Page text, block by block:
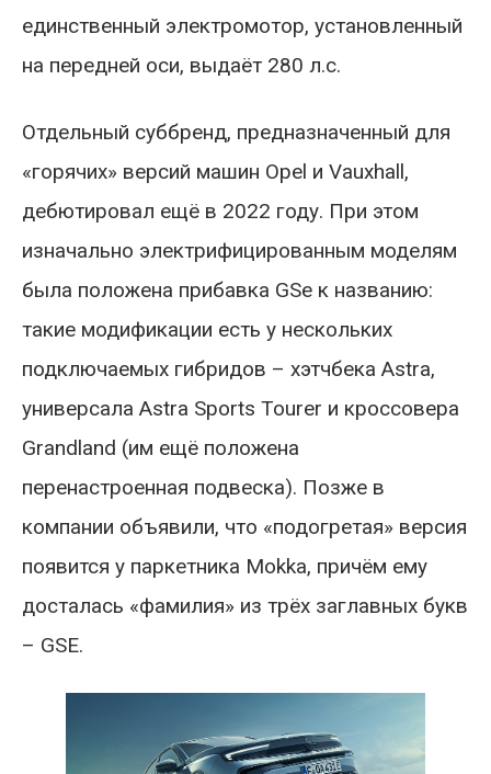
единственный электромотор, установленный
на передней оси, выдаёт 280 л.с.
Отдельный суббренд, предназначенный для
«горячих» версий машин Opel и Vauxhall,
дебютировал ещё в 2022 году. При этом
изначально электрифицированным моделям
была положена прибавка GSe к названию:
такие модификации есть у нескольких
подключаемых гибридов – хэтчбека Astra,
универсала Astra Sports Tourer и кроссовера
Grandland (им ещё положена
перенастроенная подвеска). Позже в
компании объявили, что «подогретая» версия
появится у паркетника Mokka, причём ему
досталась «фамилия» из трёх заглавных букв
– GSE.